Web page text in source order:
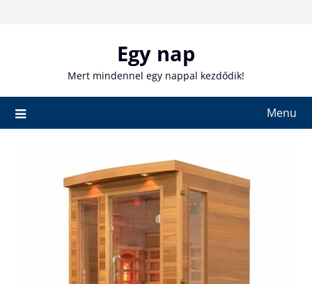
Egy nap
Mert mindennel egy nappal kezdődik!
Menu